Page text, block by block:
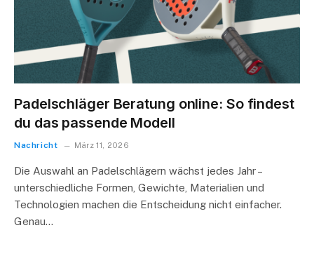
Padelschläger Beratung online: So findest
du das passende Modell
Nachricht März 11, 2026
Die Auswahl an Padelschlägern wächst jedes Jahr –
unterschiedliche Formen, Gewichte, Materialien und
Technologien machen die Entscheidung nicht einfacher.
Genau…